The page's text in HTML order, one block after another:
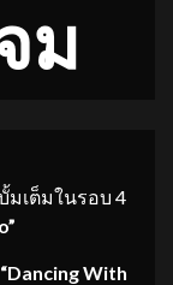
ม
เต็มในรอบ 4
“Dancing With